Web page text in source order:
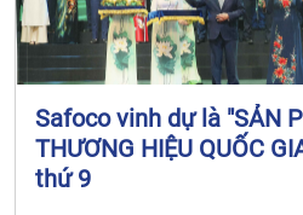
Safoco vinh dự là "SẢN
THƯƠNG HIỆU QUỐC
thứ 9